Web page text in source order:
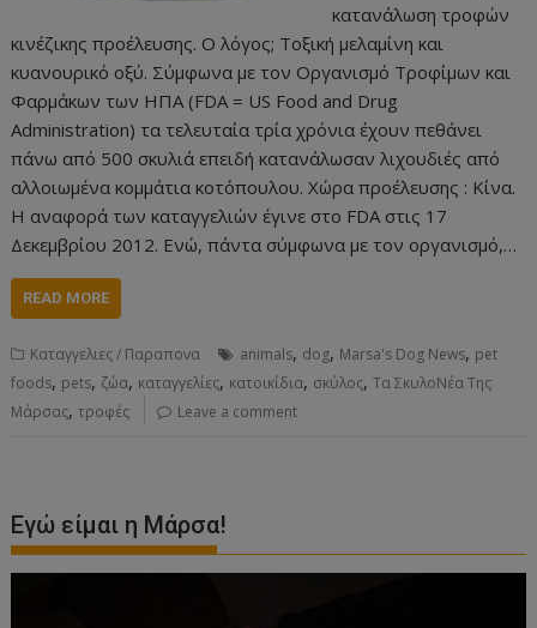
κατανάλωση τροφών
κινέζικης προέλευσης. Ο λόγος; Τοξική μελαμίνη και
κυανουρικό οξύ. Σύμφωνα με τον Οργανισμό Τροφίμων και
Φαρμάκων των ΗΠΑ (FDA = US Food and Drug
Administration) τα τελευταία τρία χρόνια έχουν πεθάνει
πάνω από 500 σκυλιά επειδή κατανάλωσαν λιχουδιές από
αλλοιωμένα κομμάτια κοτόπουλου. Χώρα προέλευσης : Κίνα.
Η αναφορά των καταγγελιών έγινε στο FDA στις 17
Δεκεμβρίου 2012. Ενώ, πάντα σύμφωνα με τον οργανισμό,…
READ MORE
Καταγγελιες / Παραπονα animals, dog, Marsa's Dog News, pet
foods, pets, ζώα, καταγγελίες, κατοικίδια, σκύλος,Τα ΣκυλοΝέα Της
Μάρσας,τροφές Leave a comment
Εγώ είμαι η Μάρσα!